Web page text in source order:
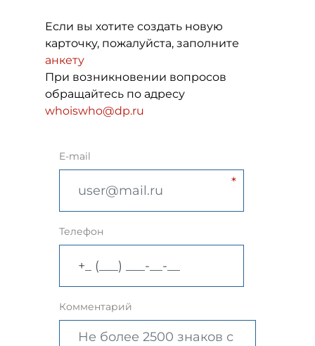
Если вы хотите создать новую
карточку, пожалуйста, заполните
анкету
При возникновении вопросов
обращайтесь по адресу
whoiswho@dp.ru
E-mail
Телефон
Комментарий